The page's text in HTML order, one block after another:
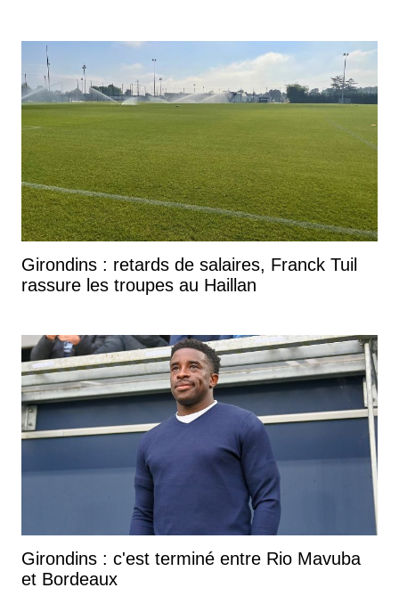
Girondins : retards de salaires, Franck Tuil
rassure les troupes au Haillan
Girondins : c'est terminé entre Rio Mavuba
et Bordeaux